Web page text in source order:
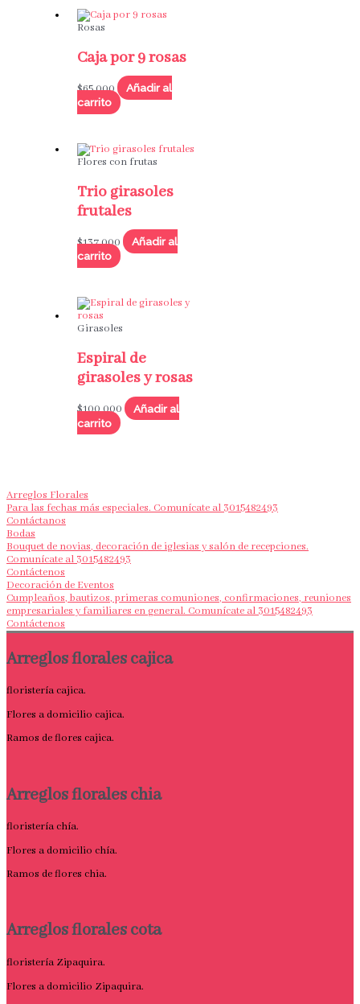
Rosas
Caja por 9 rosas
$65,000
Añadir al
carrito
Flores con frutas
Trio girasoles
frutales
$137,000
Añadir al
carrito
Girasoles
Espiral de
girasoles y rosas
$100,000
Añadir al
carrito
Arreglos Florales
Para las fechas más especiales. Comunícate al 3015482493
Contáctanos
Bodas
Bouquet de novias, decoración de iglesias y salón de recepciones.
Comunícate al 3015482493
Contáctenos
Decoración de Eventos
Cumpleaños, bautizos, primeras comuniones, confirmaciones, reuniones
empresariales y familiares en general. Comunícate al 3015482493
Contáctenos
Arreglos florales cajica
floristería cajica.
Flores a domicilio cajica.
Ramos de flores cajica.
Arreglos florales chia
floristería chía.
Flores a domicilio chía.
Ramos de flores chia.
Arreglos florales cota
floristería Zipaquira.
Flores a domicilio Zipaquira.